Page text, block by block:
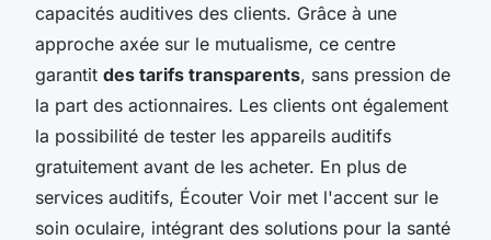
capacités auditives des clients. Grâce à une
approche axée sur le mutualisme, ce centre
garantit des tarifs transparents, sans pression de
la part des actionnaires. Les clients ont également
la possibilité de tester les appareils auditifs
gratuitement avant de les acheter. En plus de
services auditifs, Écouter Voir met l'accent sur le
soin oculaire, intégrant des solutions pour la santé